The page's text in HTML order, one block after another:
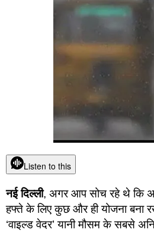
Listen to this
नई दिल्ली, अगर आप सोच रहे थे कि अब
हफ्ते के लिए कुछ और ही योजना बना
‘वाइल्ड वेदर’ यानी मौसम के सबसे